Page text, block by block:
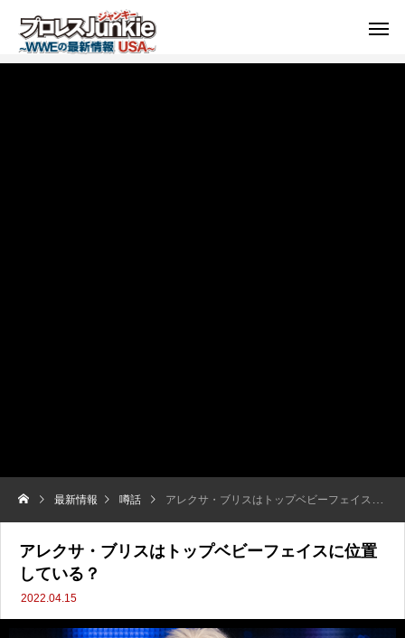
最新情報 噂話 アレクサ・ブリスはトップベビーフェイスに位置している？
アレクサ・ブリスはトップベビーフェイスに位置
している？
2022.04.15